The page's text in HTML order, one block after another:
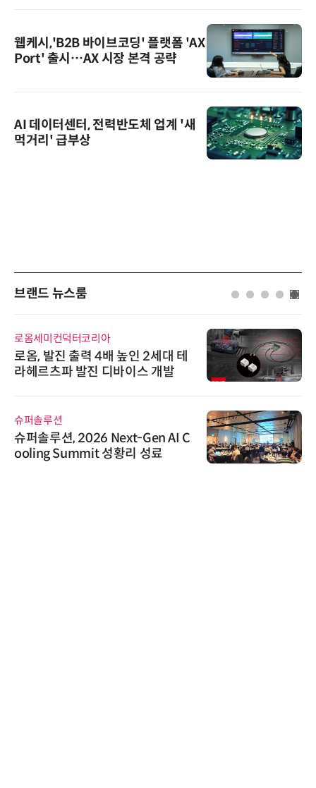
웹케시,'B2B 바이브코딩' 플랫폼 'AX
Port' 출시…AX 시장 본격 공략
AI 데이터센터, 전력반도체 업계 '새
먹거리' 급부상
브랜드 뉴스룸
로옴세미컨덕터코리아
로옴, 발진 출력 4배 높인 2세대 테
라헤르츠파 발진 디바이스 개발
슈퍼솔루션
슈퍼솔루션, 2026 Next-Gen AI C
ooling Summit 성황리 성료